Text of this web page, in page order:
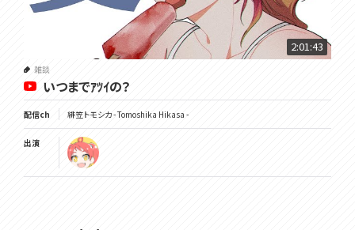
2:01:43
雑談
いつまでｱﾂｲの？
配信ch 緋笠トモシカ - Tomoshika Hikasa -
出演